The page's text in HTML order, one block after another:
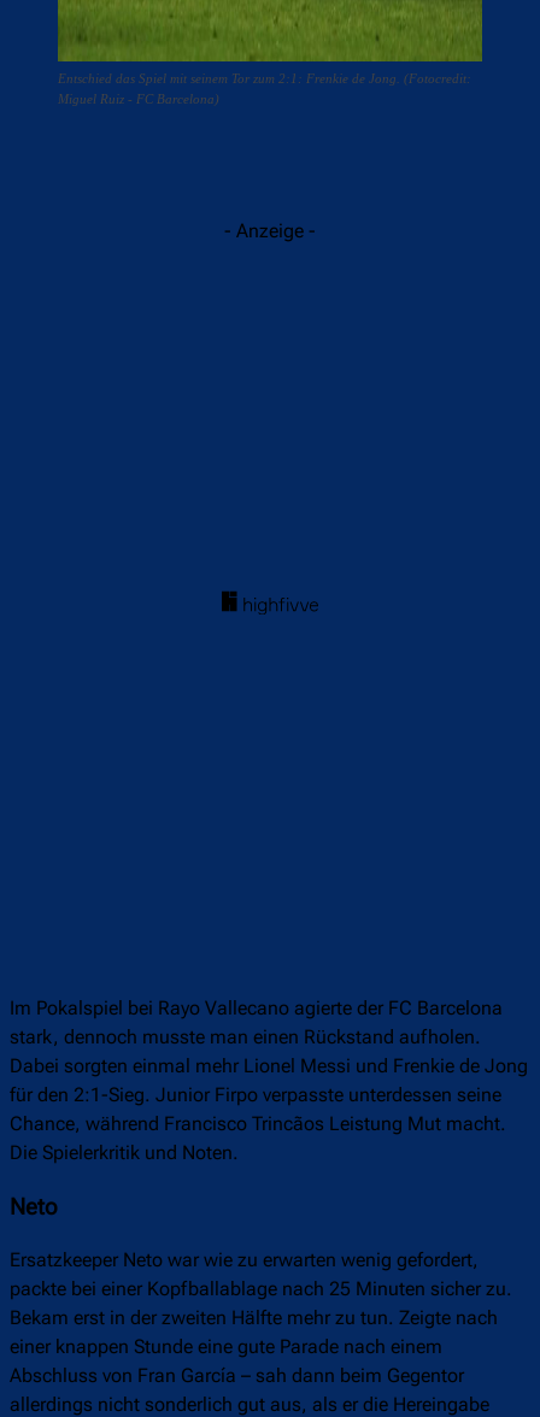
Entschied das Spiel mit seinem Tor zum 2:1: Frenkie de Jong. (Fotocredit:
Miguel Ruiz - FC Barcelona)
- Anzeige -
Im Pokalspiel bei Rayo Vallecano agierte der FC Barcelona
stark, dennoch musste man einen Rückstand aufholen.
Dabei sorgten einmal mehr Lionel Messi und Frenkie de Jong
für den 2:1-Sieg. Junior Firpo verpasste unterdessen seine
Chance, während Francisco Trincãos Leistung Mut macht.
Die Spielerkritik und Noten.
Neto
Ersatzkeeper Neto war wie zu erwarten wenig gefordert,
packte bei einer Kopfballablage nach 25 Minuten sicher zu.
Bekam erst in der zweiten Hälfte mehr zu tun. Zeigte nach
einer knappen Stunde eine gute Parade nach einem
Abschluss von Fran García – sah dann beim Gegentor
allerdings nicht sonderlich gut aus, als er die Hereingabe